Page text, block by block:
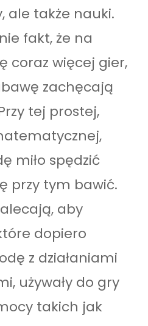
ale także nauki.
fakt, że na
coraz więcej gier,
zachęcają
tej prostej,
miło spędzić
przy tym bawić.
aby
dopiero
z działaniami
używały do gry
takich jak